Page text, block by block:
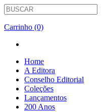
Carrinho (0)
Home
A Editora
Conselho Editorial
Coleções
Lançamentos
200 Anos